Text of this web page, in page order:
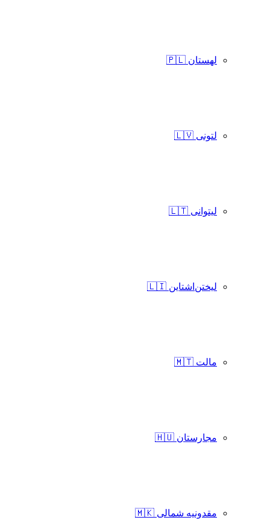
لهستان 🇵🇱
لتونی 🇱🇻
لیتوانی 🇱🇹
لیختن‌اشتاین 🇱🇮
مالت 🇲🇹
مجارستان 🇭🇺
مقدونیه شمالی 🇲🇰